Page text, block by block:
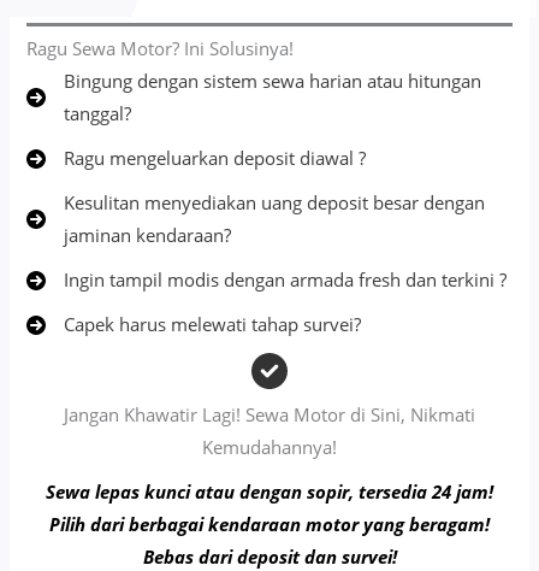
Ragu Sewa Motor? Ini Solusinya!
Bingung dengan sistem sewa harian atau hitungan
tanggal?
Ragu mengeluarkan deposit diawal ?
Kesulitan menyediakan uang deposit besar dengan
jaminan kendaraan?
Ingin tampil modis dengan armada fresh dan terkini ?
Capek harus melewati tahap survei?
Jangan Khawatir Lagi! Sewa Motor di Sini, Nikmati
Kemudahannya!
Sewa lepas kunci atau dengan sopir, tersedia 24 jam!
Pilih dari berbagai kendaraan motor yang beragam!
Bebas dari deposit dan survei!